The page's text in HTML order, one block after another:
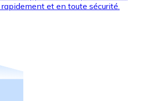
Visa et Mastercard pour acheter
cadeaux de vos marques
de cartes-cadeaux
et en toute sécurité.